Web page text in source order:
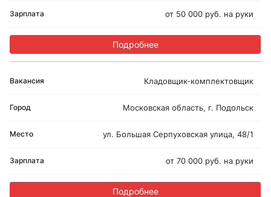
от 50 000 руб. на руки
Подробнее
Кладовщик-комплектовщик
Московская область, г. Подольск
ул. Большая Серпуховская улица, 48/1
от 70 000 руб. на руки
Подробнее